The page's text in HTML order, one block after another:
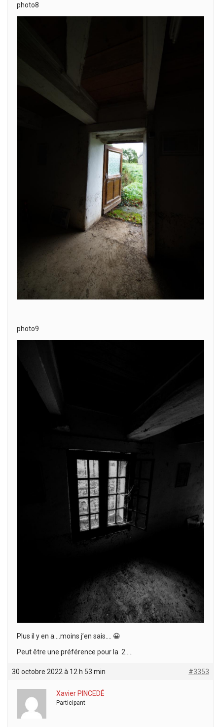
photo8
photo9
Plus il y en a….moins j’en sais…. 😀
Peut être une préférence pour la 2…..
30 octobre 2022 à 12 h 53 min #3353
Xavier PINCEDÉ
Participant